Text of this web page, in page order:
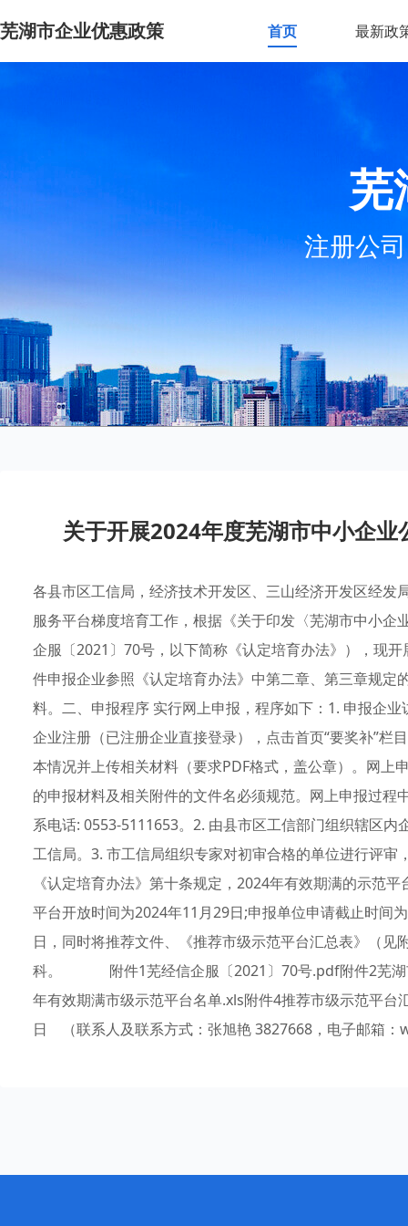
芜湖市企业优惠政策 首页 最新政
芜
注册公
关于开展2024年度芜湖市中小企
各县市区工信局，经济技术开发区、三山经济开发区经发
服务平台梯度培育工作，根据《关于印发〈芜湖市中小
企服〔2021〕70号，以下简称《认定培育办法》），现
件申报企业参照《认定培育办法》中第二章、第三章规
料。二、申报程序 实行网上申报，程序如下：1. 申报企
企业注册（已注册企业直接登录），点击首页“要奖补”
本情况并上传相关材料（要求PDF格式，盖公章）。网上
的申报材料及相关附件的文件名必须规范。网上申报过
系电话: 0553-5111653。2. 由县市区工信部门组织辖区
工信局。3. 市工信局组织专家对初审合格的单位进行评
《认定培育办法》第十条规定，2024年有效期满的示范
平台开放时间为2024年11月29日;申报单位申请截止时间
日，同时将推荐文件、《推荐市级示范平台汇总表》（
科。 附件1芜经信企服〔2021〕70号.pdf附件2芜湖
年有效期满市级示范平台名单.xls附件4推荐市级示范平
日 （联系人及联系方式：张旭艳 3827668，电子邮箱